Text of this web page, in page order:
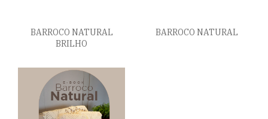
BARROCO NATURAL
BRILHO
BARROCO NATURAL